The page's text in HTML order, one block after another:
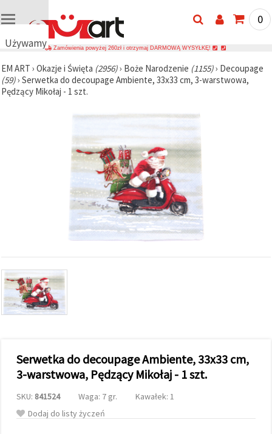
Używamy
cookie
🍪
Używamy
ruch i
wyświetlać
bardziej
trafne treści
oraz
naszych
analitycznych
marketingowych.
Możesz
zgodzić się
0
Zamówienia powyżej 260zł i otrzymaj DARMOWĄ WYSYŁKĘ!
EM ART › Okazje i Święta (2956)› Boże Narodzenie (1155)› Decoupage
(59)› Serwetka do decoupage Ambiente, 33x33 cm, 3-warstwowa,
Pędzący Mikołaj - 1 szt.
Serwetka do decoupage Ambiente, 33x33 cm,
3-warstwowa, Pędzący Mikołaj - 1 szt.
SKU: 841524 Waga: 7 gr.
Kawałek: 1
Dodaj do listy życzeń